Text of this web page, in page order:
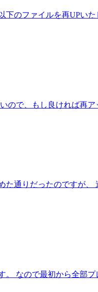
のファイルを再UPい
で、もし良ければ再ア
通りだったのですが
なので最初から全部